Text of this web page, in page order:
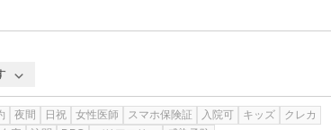
夜間 日祝 女性医師 スマホ保険証 入院可 キッズ
クレカ